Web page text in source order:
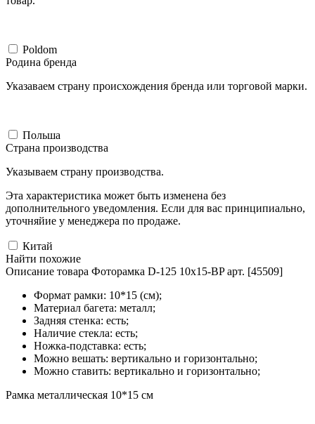
Poldom
Родина бренда
Указаваем страну происхождения бренда или торговой марки.
Польша
Страна производства
Указываем страну производства.
Эта характеристика может быть изменена без
дополнительного уведомления. Если для вас принципиально,
уточняйие у менеджера по продаже.
Китай
Найти похожие
Описание товара Фоторамка D-125 10x15-BP арт. [45509]
Формат рамки: 10*15 (см);
Материал багета: металл;
Задняя стенка: есть;
Наличие стекла: есть;
Ножка-подставка: есть;
Можно вешать: вертикально и горизонтально;
Можно ставить: вертикально и горизонтально;
Рамка металлическая 10*15 см